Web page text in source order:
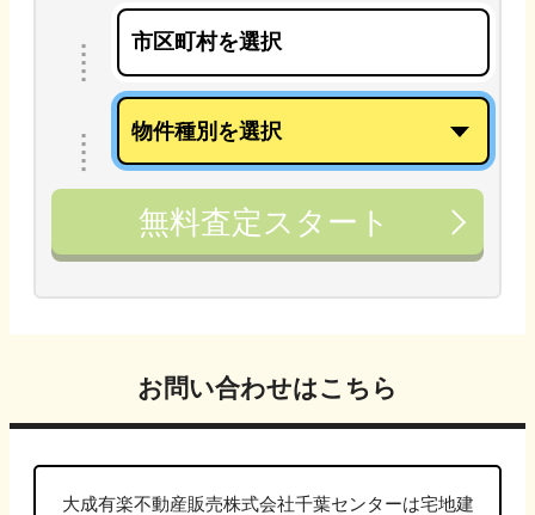
無料査定スタート
お問い合わせはこちら
大成有楽不動産販売株式会社千葉センターは宅地建